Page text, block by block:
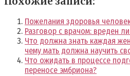
Пожелания здоровья
Разговор с врачом: вреден
Что должна знать каждая
чему мать должна научить
Что ожидать в процессе
переносе эмбриона?